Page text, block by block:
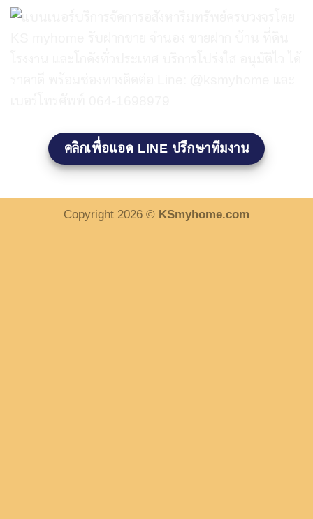
คลิกเพื่อแอด LINE ปรึกษาทีมงาน
Copyright 2026 © KSmyhome.com